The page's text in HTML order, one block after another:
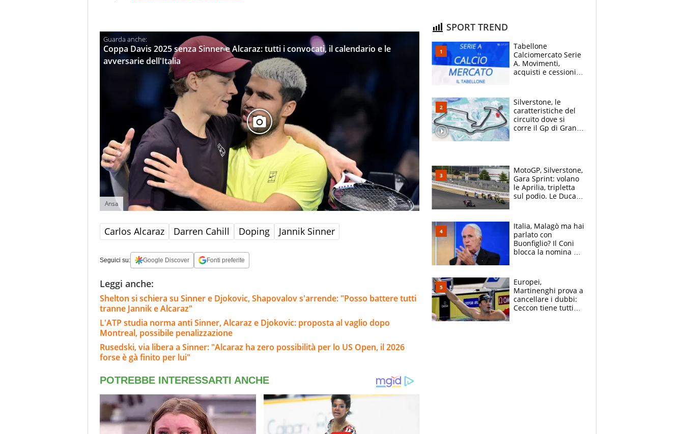
Coppa Davis 2025 senza Sinner e Alcaraz: tutti i convocati, il calendario e le
avversarie dell'Italia
Ansa
Carlos Alcaraz Darren Cahill Doping Jannik Sinner
Seguici su: Google Discover Fonti preferite
Leggi anche:
Shelton si schiera su Sinner e Djokovic, Shapovalov s'arrende: "Posso battere tutti
tranne Jannik e Alcaraz"
L'ATP studia norma anti Sinner, Alcaraz e Djokovic: proposta al vaglio dopo
Montreal, possibile penalizzazione
Rusedski, via libera a Sinner: "Alcaraz ha zero possibilità per lo US Open, il 2026
forse è gà finito per lui"
SPORT TREND
Tabellone
Calciomercato Serie
A. Movimenti,
acquisti e cessioni:
Silverstone, le
caratteristiche del
circuito dove si
corre il Gp di Gran
MotoGP, Silverstone,
Gara Sprint: volano
le Aprilia, tripletta
sul podio. Le Ducati
Italia, Malagò ma hai
parlato con
Buonfiglio? Il Coni
blocca la nomina di
Europei,
Martinenghi prova a
cancellare i dubbi:
Ceccon tiene tutti